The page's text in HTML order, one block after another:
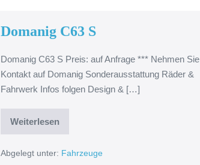
Domanig C63 S
Domanig C63 S Preis: auf Anfrage *** Nehmen Sie
Kontakt auf Domanig Sonderausstattung Räder &
Fahrwerk Infos folgen Design & […]
Weiterlesen
Abgelegt unter: Fahrzeuge